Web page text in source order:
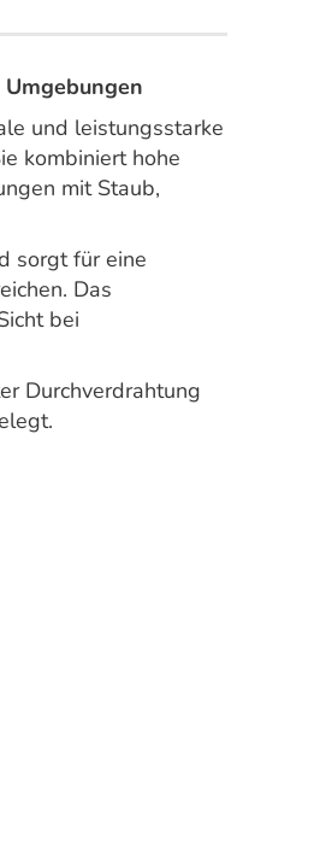
und leistungsstarke
kombiniert hohe
mit Staub,
sorgt für eine
Das
bei
Durchverdrahtung